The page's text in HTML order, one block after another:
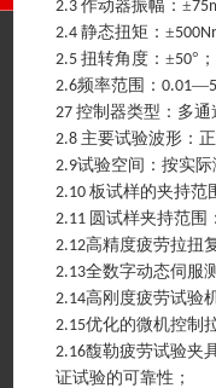
2.3 作动器振幅：±
2.4 静态扭矩：±
2.5 扭转角度：±50°；
2.6频率范围： 0.01—
27 控制器类型：多
2.8 主要试验波形：
2.9试验空间：按实
2.10 板试样的夹持范
2.11 圆试样夹持范围
2.12高精度疲劳拉扭
2.13全数字动态伺服
2.14高刚度疲劳试验
2.15优化的微机控制
2.16馥勒疲劳试验夹
证试验的可靠性；